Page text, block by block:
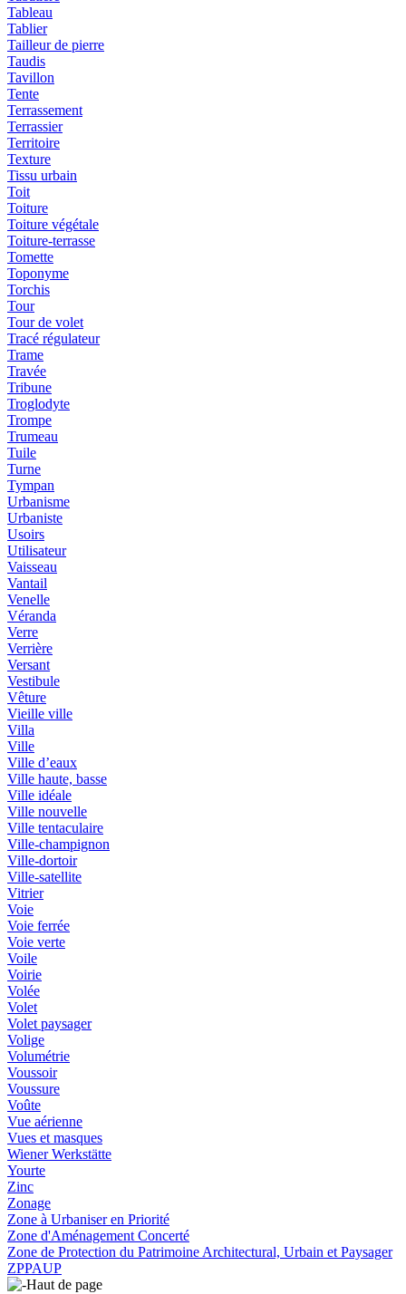
Tableau
Tablier
Tailleur de pierre
Taudis
Tavillon
Tente
Terrassement
Terrassier
Territoire
Texture
Tissu urbain
Toit
Toiture
Toiture végétale
Toiture-terrasse
Tomette
Toponyme
Torchis
Tour
Tour de volet
Tracé régulateur
Trame
Travée
Tribune
Troglodyte
Trompe
Trumeau
Tuile
Turne
Tympan
Urbanisme
Urbaniste
Usoirs
Utilisateur
Vaisseau
Vantail
Venelle
Véranda
Verre
Verrière
Versant
Vestibule
Vêture
Vieille ville
Villa
Ville
Ville d’eaux
Ville haute, basse
Ville idéale
Ville nouvelle
Ville tentaculaire
Ville-champignon
Ville-dortoir
Ville-satellite
Vitrier
Voie
Voie ferrée
Voie verte
Voile
Voirie
Volée
Volet
Volet paysager
Volige
Volumétrie
Voussoir
Voussure
Voûte
Vue aérienne
Vues et masques
Wiener Werkstätte
Yourte
Zinc
Zonage
Zone à Urbaniser en Priorité
Zone d'Aménagement Concerté
Zone de Protection du Patrimoine Architectural, Urbain et Paysager
ZPPAUP
Haut de page